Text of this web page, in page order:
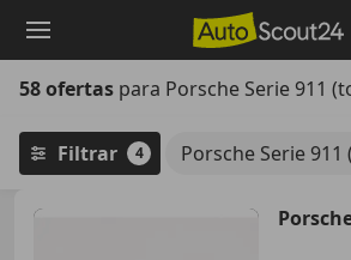
principal
58 ofertas para Porsche Serie 911
Filtrar 4 Porsche Serie 911